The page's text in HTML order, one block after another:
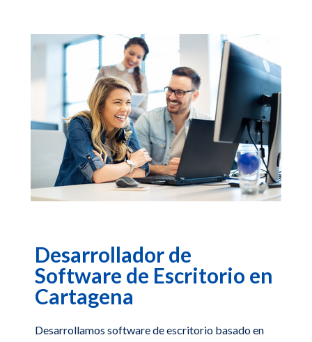
Desarrollador de
Software de Escritorio en
Cartagena
Desarrollamos software de escritorio basado en